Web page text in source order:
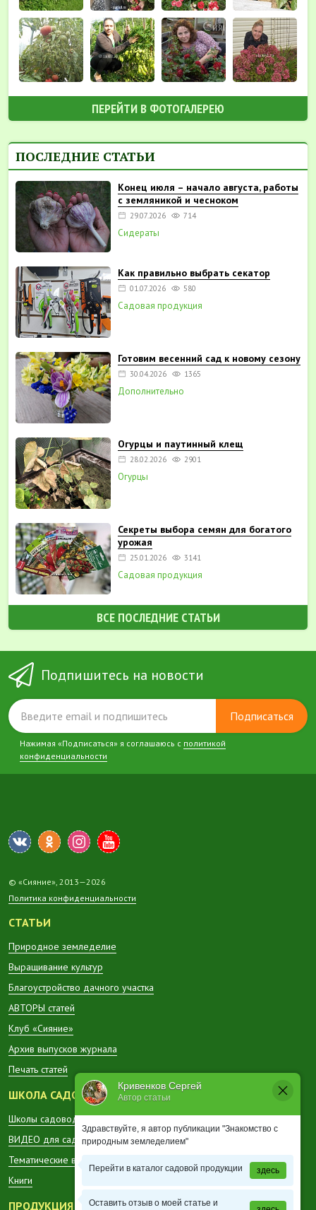
Кривенков Сергей
Автор статьи
Здравствуйте, я автор публикации "Знакомство с
природным земледелием"
Перейти в каталог садовой продукции здесь
Оставить отзыв о моей статье и
ПЕРЕЙТИ В ФОТОГАЛЕРЕЮ
ПОСЛЕДНИЕ СТАТЬИ
Конец июля – начало августа, работы
с земляникой и чесноком
29.07.2026 714
Сидераты
Как правильно выбрать секатор
01.07.2026 580
Садовая продукция
Готовим весенний сад к новому сезону
30.04.2026 1365
Дополнительно
Огурцы и паутинный клещ
28.02.2026 2901
Огурцы
Секреты выбора семян для богатого
урожая
25.01.2026 3141
Садовая продукция
ВСЕ ПОСЛЕДНИЕ СТАТЬИ
Подпишитесь на новости
Подписаться
Нажимая «Подписаться» я соглашаюсь с политикой
конфиденциальности
© «Сияние», 2013—2026
Политика конфиденциальности
СТАТЬИ
Природное земледелие
Выращивание культур
Благоустройство дачного участка
АВТОРЫ статей
Клуб «Сияние»
Архив выпусков журнала
Печать статей
ШКОЛА САДОВОДА
Школы садоводов в регионах
ВИДЕО для садоводов
Тематические вестники
Книги
ПРОДУКЦИЯ